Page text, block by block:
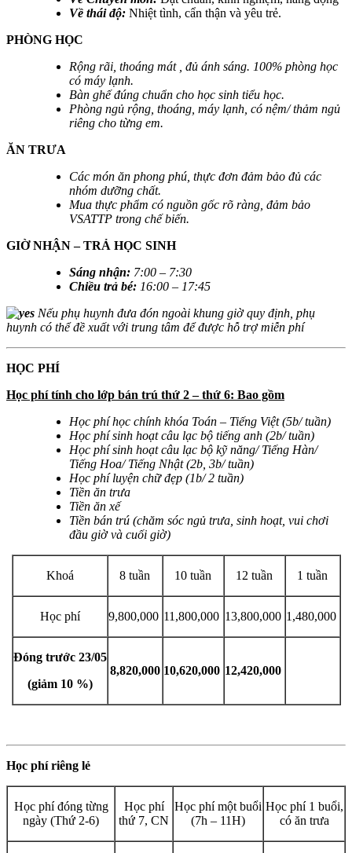
Về thái độ: Nhiệt tình, cẩn thận và yêu trẻ.
PHÒNG HỌC
Rộng rãi, thoáng mát , đủ ánh sáng. 100% phòng học
có máy lạnh.
Bàn ghế đúng chuẩn cho học sinh tiểu học.
Phòng ngủ rộng, thoáng, máy lạnh, có nệm/ thảm ngủ
riêng cho từng em.
ĂN TRƯA
Các món ăn phong phú, thực đơn đảm bảo đủ các
nhóm dưỡng chất.
Mua thực phẩm có nguồn gốc rõ ràng, đảm bảo
VSATTP trong chế biến.
GIỜ NHẬN – TRẢ HỌC SINH
Sáng nhận: 7:00 – 7:30
Chiều trả bé: 16:00 – 17:45
Nếu phụ huynh đưa đón ngoài khung giờ quy định, phụ
huynh có thể đề xuất với trung tâm để được hỗ trợ miễn phí
HỌC PHÍ
Học phí tính cho lớp bán trú thứ 2 – thứ 6: Bao gồm
Học phí học chính khóa Toán – Tiếng Việt (5b/ tuần)
Học phí sinh hoạt câu lạc bộ tiếng anh (2b/ tuần)
Học phí sinh hoạt câu lạc bộ kỹ năng/ Tiếng Hàn/
Tiếng Hoa/ Tiếng Nhật (2b, 3b/ tuần)
Học phí luyện chữ đẹp (1b/ 2 tuần)
Tiền ăn trưa
Tiền ăn xế
Tiền bán trú (chăm sóc ngủ trưa, sinh hoạt, vui chơi
đầu giờ và cuối giờ)
Khoá 8 tuần 10 tuần 12 tuần 1 tuần
Học phí 9,800,000 11,800,000 13,800,000 1,480,000
Đóng trước 23/05
(giảm 10 %)
8,820,000 10,620,000 12,420,000
Học phí riêng lẻ
Học phí đóng từng
ngày (Thứ 2-6)
Học phí
thứ 7, CN
Học phí một buổi
(7h – 11H)
Học phí 1 buổi,
có ăn trưa